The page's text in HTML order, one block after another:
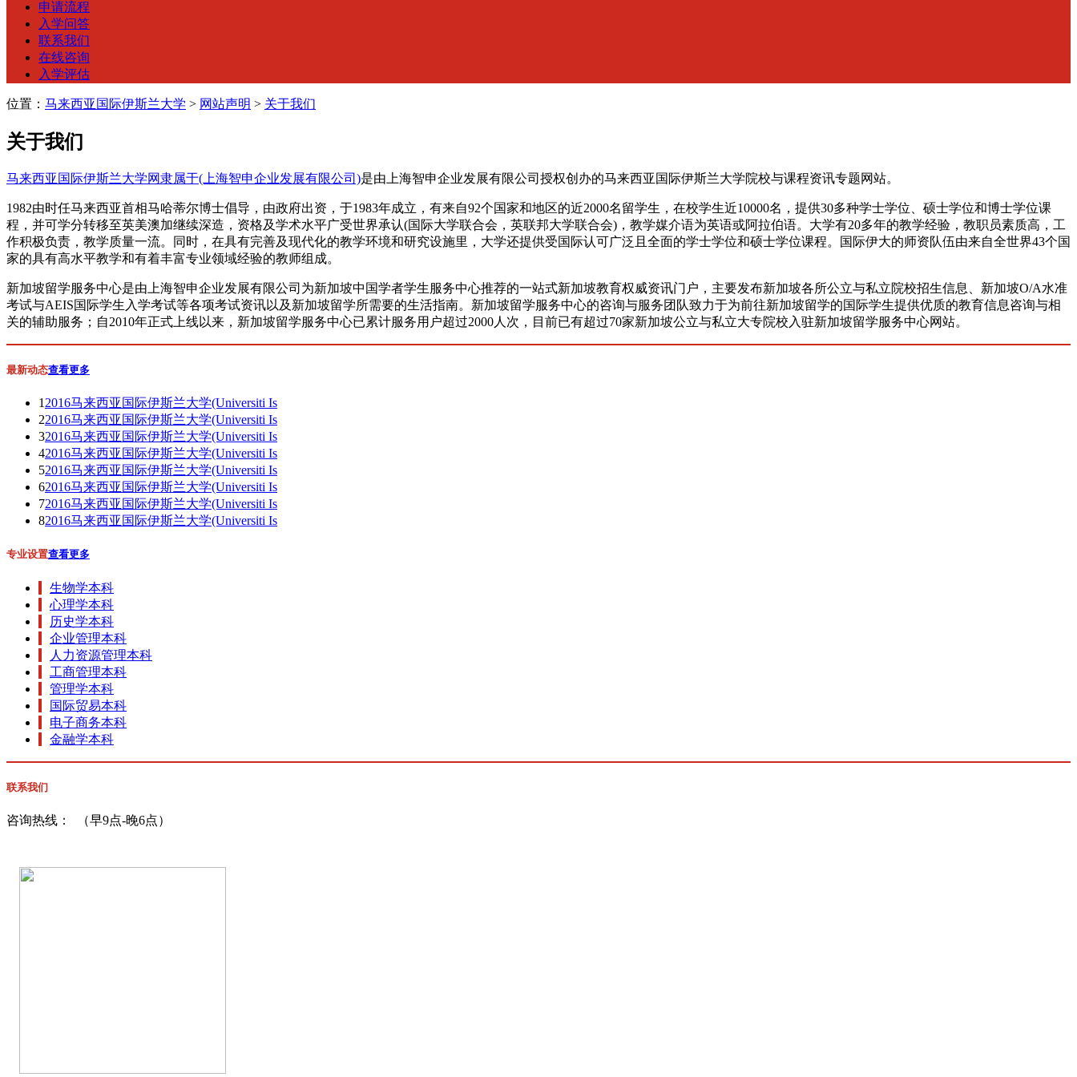
申请流程
入学问答
联系我们
在线咨询
入学评估
位置： 马来西亚国际伊斯兰大学 > 网站声明 > 关于我们
关于我们
马来西亚国际伊斯兰大学网隶属于(上海智申企业发展有限公司)是由上海智申企业发展有限公司授权创办的马来西亚国际伊斯兰大学院校与课程资讯专题网站。
1982由时任马来西亚首相马哈蒂尔博士倡导，由政府出资，于1983年成立，有来自92个国家和地区的近2000名留学生，在校学生近10000名，提供30多种学士学位、硕士学位和博士学位课
程，并可学分转移至英美澳加继续深造，资格及学术水平广受世界承认(国际大学联合会，英联邦大学联合会)，教学媒介语为英语或阿拉伯语。大学有20多年的教学经验，教职员素质高，工
作积极负责，教学质量一流。同时，在具有完善及现代化的教学环境和研究设施里，大学还提供受国际认可广泛且全面的学士学位和硕士学位课程。国际伊大的师资队伍由来自全世界43个国
家的具有高水平教学和有着丰富专业领域经验的教师组成。
新加坡留学服务中心是由上海智申企业发展有限公司为新加坡中国学者学生服务中心推荐的一站式新加坡教育权威资讯门户，主要发布新加坡各所公立与私立院校招生信息、新加坡O/A水准
考试与AEIS国际学生入学考试等各项考试资讯以及新加坡留学所需要的生活指南。新加坡留学服务中心的咨询与服务团队致力于为前往新加坡留学的国际学生提供优质的教育信息咨询与相
关的辅助服务；自2010年正式上线以来，新加坡留学服务中心已累计服务用户超过2000人次，目前已有超过70家新加坡公立与私立大专院校入驻新加坡留学服务中心网站。
最新动态查看更多
1 2016马来西亚国际伊斯兰大学(Universiti Is
22016马来西亚国际伊斯兰大学(Universiti Is
32016马来西亚国际伊斯兰大学(Universiti Is
42016马来西亚国际伊斯兰大学(Universiti Is
52016马来西亚国际伊斯兰大学(Universiti Is
62016马来西亚国际伊斯兰大学(Universiti Is
72016马来西亚国际伊斯兰大学(Universiti Is
82016马来西亚国际伊斯兰大学(Universiti Is
专业设置查看更多
生物学本科
心理学本科
历史学本科
企业管理本科
人力资源管理本科
工商管理本科
管理学本科
国际贸易本科
电子商务本科
金融学本科
联系我们
咨询热线： （早9点-晚6点）